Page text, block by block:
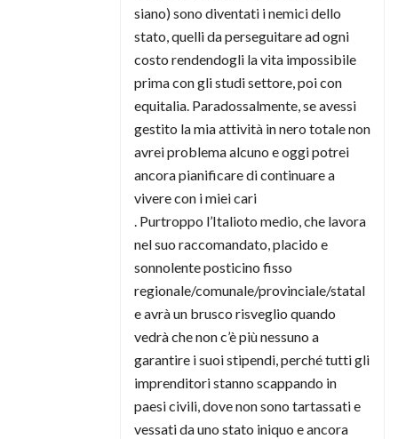
siano) sono diventati i nemici dello
stato, quelli da perseguitare ad ogni
costo rendendogli la vita impossibile
prima con gli studi settore, poi con
equitalia. Paradossalmente, se avessi
gestito la mia attività in nero totale non
avrei problema alcuno e oggi potrei
ancora pianificare di continuare a
vivere con i miei cari
. Purtroppo l’Italioto medio, che lavora
nel suo raccomandato, placido e
sonnolente posticino fisso
regionale/comunale/provinciale/statal
e avrà un brusco risveglio quando
vedrà che non c’è più nessuno a
garantire i suoi stipendi, perché tutti gli
imprenditori stanno scappando in
paesi civili, dove non sono tartassati e
vessati da uno stato iniquo e ancora